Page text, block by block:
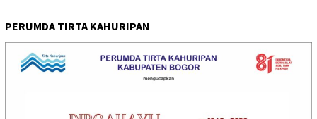
PERUMDA TIRTA KAHURIPAN